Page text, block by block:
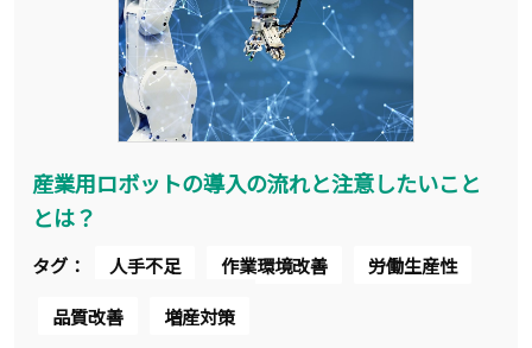
産業用ロボットの導入の流れと注意したいこと
とは？
タグ： 人手不足 作業環境改善
労働生産性
品質改善
増産対策